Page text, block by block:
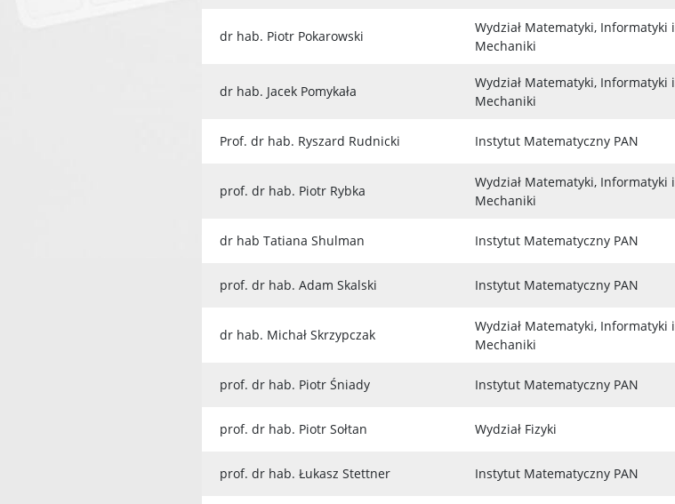
dr hab. Piotr Pokarowski
Wydział Matematyki, Informatyki i
Mechaniki
dr hab. Jacek Pomykała
Wydział Matematyki, Informatyki i
Mechaniki
Prof. dr hab. Ryszard Rudnicki Instytut Matematyczny PAN
prof. dr hab. Piotr Rybka
Wydział Matematyki, Informatyki i
Mechaniki
dr hab Tatiana Shulman Instytut Matematyczny PAN
prof. dr hab. Adam Skalski Instytut Matematyczny PAN
dr hab. Michał Skrzypczak
Wydział Matematyki, Informatyki i
Mechaniki
prof. dr hab. Piotr Śniady Instytut Matematyczny PAN
prof. dr hab. Piotr Sołtan Wydział Fizyki
prof. dr hab. Łukasz Stettner Instytut Matematyczny PAN